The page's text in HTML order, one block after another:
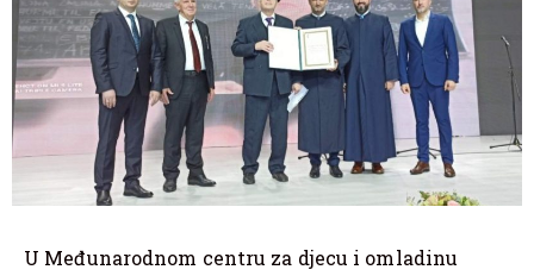
U Međunarodnom centru za djecu i omladinu